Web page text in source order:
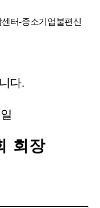
센터-중소기업불편신
다.
일
회장